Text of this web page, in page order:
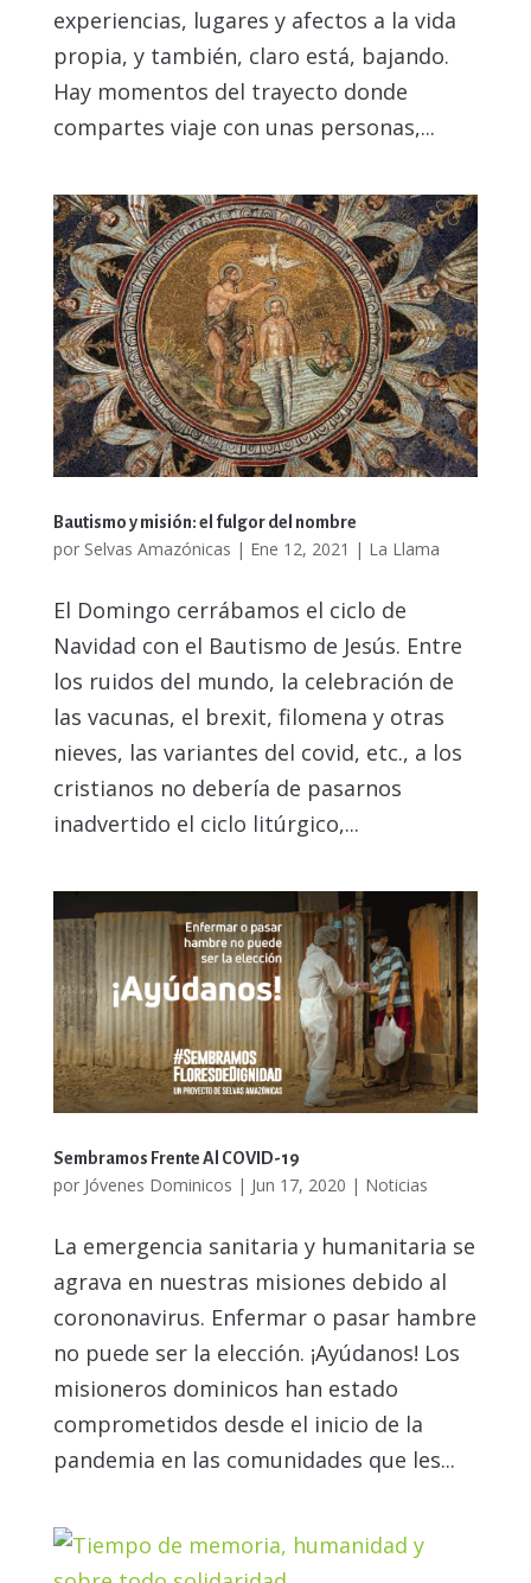
experiencias, lugares y afectos a la vida
propia, y también, claro está, bajando.
Hay momentos del trayecto donde
compartes viaje con unas personas,...
Bautismo y misión: el fulgor del nombre
por Selvas Amazónicas | Ene 12, 2021 | La Llama
El Domingo cerrábamos el ciclo de
Navidad con el Bautismo de Jesús. Entre
los ruidos del mundo, la celebración de
las vacunas, el brexit, filomena y otras
nieves, las variantes del covid, etc., a los
cristianos no debería de pasarnos
inadvertido el ciclo litúrgico,...
Sembramos Frente Al COVID-19
por Jóvenes Dominicos | Jun 17, 2020 | Noticias
La emergencia sanitaria y humanitaria se
agrava en nuestras misiones debido al
corononavirus. Enfermar o pasar hambre
no puede ser la elección. ¡Ayúdanos! Los
misioneros dominicos han estado
comprometidos desde el inicio de la
pandemia en las comunidades que les...